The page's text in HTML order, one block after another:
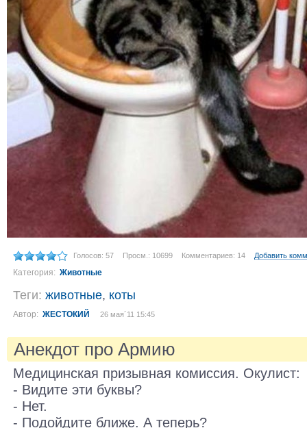
Голосов: 57 Просм.: 10699 Комментариев: 14 Добавить
Категория: Животные
Теги: животные, коты
Автор: ЖЕСТОКИЙ 26 мая´11 15:45
Анекдот про Армию
Медицинская призывная комиссия. Окулист:
- Видите эти буквы?
- Нет.
- Подойдите ближе. А теперь?